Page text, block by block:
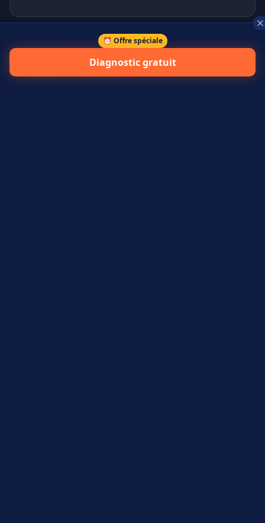
45%
⏰ Offre spéciale
Diagnostic gratuit